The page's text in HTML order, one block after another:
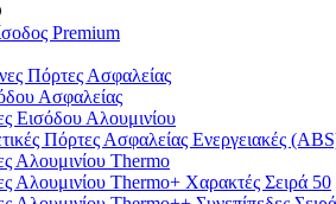
Premium
Πόρτες Ασφαλείας
Ασφαλείας
Eισόδου Αλουμινίου
Πόρτες Ασφαλείας Ενεργειακές
Αλουμινίου Thermo
Αλουμινίου Thermo+ Χαρακτές Σειρά 50